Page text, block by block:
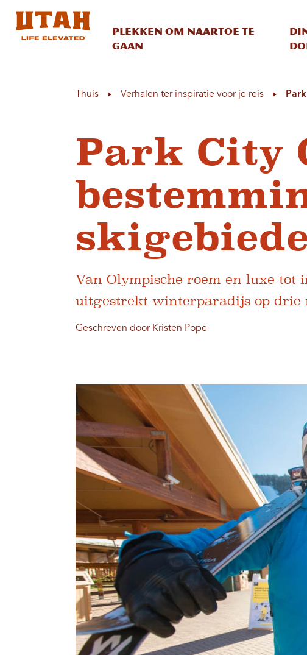
Plekken om naartoe te
gaan
Thuis Verhalen ter inspiratie voor je reis
Park City
Van Olympische roem en luxe tot
uitgestrekt winterparadijs op drie
Geschreven door Kristen Pope